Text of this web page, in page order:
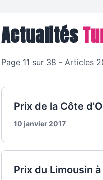
Actualités
Page 11 sur 38 - Articles
Prix de la Côte
10 janvier 2017
Prix du Limousin